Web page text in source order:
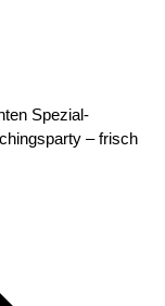
Spezial-
– frisch